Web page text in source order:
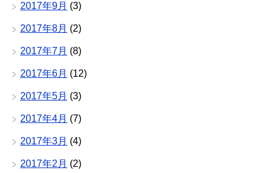
2017年9月 (3)
2017年8月 (2)
2017年7月 (8)
2017年6月 (12)
2017年5月 (3)
2017年4月 (7)
2017年3月 (4)
2017年2月 (2)